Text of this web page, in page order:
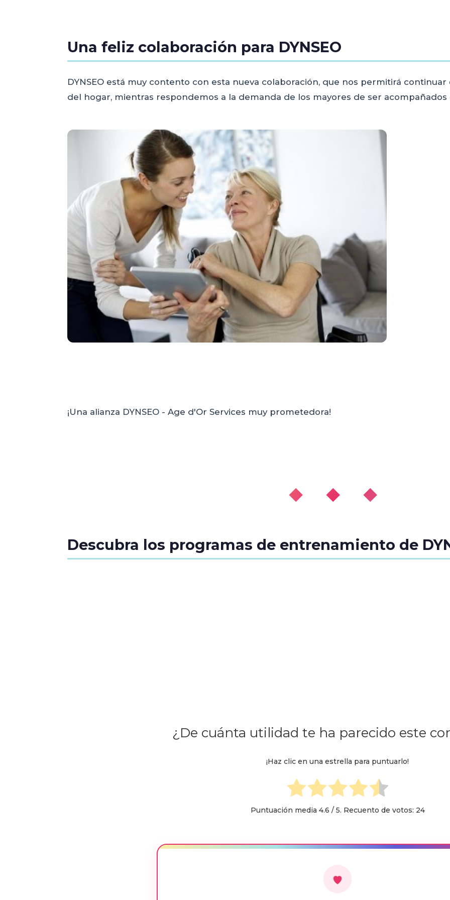
Una feliz colaboración para DYNSEO
DYNSEO está muy contento con esta nueva colaboración, que nos permitirá
del hogar, mientras respondemos a la demanda de los mayores de ser
¡Una alianza DYNSEO - Age d'Or Services muy prometedora!
◆ ◆ ◆
Descubra los programas de entrenamiento de
¿De cuánta utilidad te ha parecido este
¡Haz clic en una estrella para puntuarlo!
Puntuación media 4.6 / 5. Recuento de votos: 24